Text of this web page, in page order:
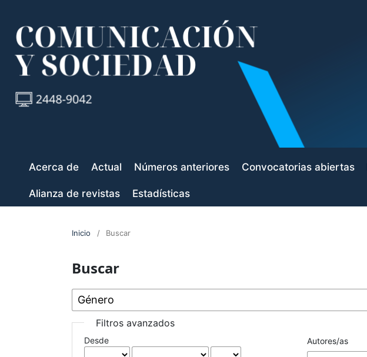
Acerca de Actual Números anteriores Convocatorias abiertas
Alianza de revistas Estadísticas
Inicio / Buscar
Buscar
Filtros avanzados
Desde Autores/as